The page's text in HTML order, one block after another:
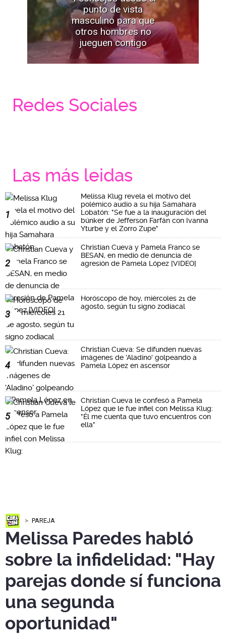
punto de vista
masculino para que
otros hombres no
jueguen contigo
Redes Sociales
Las más leidas
1
Melissa Klug revela el motivo del
polémico audio a su hija Samahara
Lobatón: "Se fue a la inauguración del
búnker de Jefferson Farfán con Ivanna
Yturbe y el Zorro Zupe"
2
Christian Cueva y Pamela Franco se
BESAN, en medio de denuncia de
agresión de Pamela López [VIDEO]
3
Horóscopo de hoy, miércoles 21 de
agosto, según tu signo zodiacal
4
Christian Cueva: Se difunden nuevas
imágenes de 'Aladino' golpeando a
Pamela López en ascensor
5
Christian Cueva le confesó a Pamela
López que le fue infiel con Melissa Klug:
"Él me cuenta que tuvo encuentros con
ella"
PAREJA
Melissa Paredes habló
sobre la infidelidad: "Hay
parejas donde sí funciona
una segunda
oportunidad"